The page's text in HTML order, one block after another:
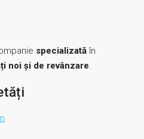
specializatăîn
noi și de revânzare.